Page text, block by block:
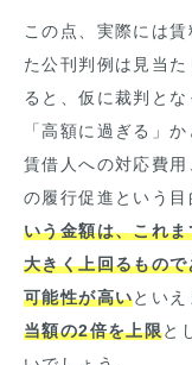
この点、実際には賃
た公刊判例は見当
ると、仮に裁判と
「高額に過ぎる」
賃借人への対応費
の履行促進という目
いう金額は、これ
大きく上回るもの
可能性が高いとい
当額の2倍を上限と